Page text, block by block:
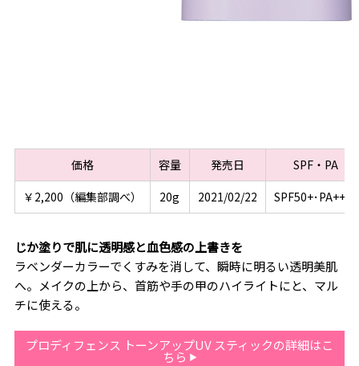
価格 容量 発売日
SPF・PA
￥2,200（編集部調べ）
20g 2021/02/22 SPF50+･PA++++
じか塗りで肌に透明感と血色感の上書きを
ラベンダーカラーでくすみを消して、瞬時に明るい透明美肌
へ。メイクの上から、首筋や手の甲のハイライトにと、マル
チに使える。
プロディフェンス トーンアップUV スティックの詳細はこ
ちら